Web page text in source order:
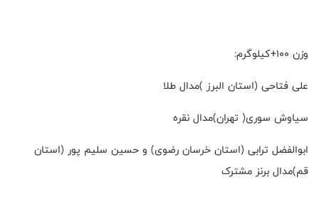
وزن ۱۰۰+کیلوگرم:
علی فتاحی (استان البرز )مدال طلا
سیاوش سوری( تهران)مدال نقره
ابوالفضل ترابی (استان خرسان رضوی) و ‌حسین سلیم پور (استان
قم)مدال برنز مشترک